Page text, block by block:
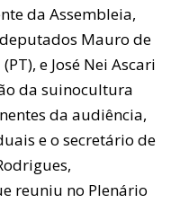
da Assembleia,
Mauro de
e José Nei Ascari
da suinocultura
da audiência,
e o secretário de
reuniu no Plenário